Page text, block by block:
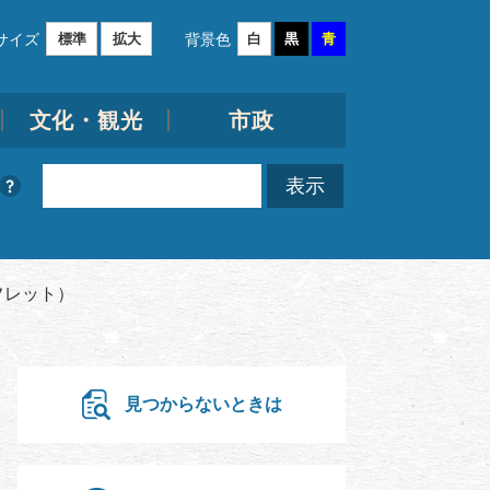
イズ 標準 拡大 背景色 白 黒 青
文化・観光 市政
ット）
見つからないときは